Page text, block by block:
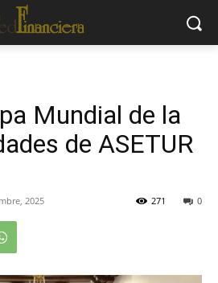
Mundial de la
de ASETUR
2025 0
271